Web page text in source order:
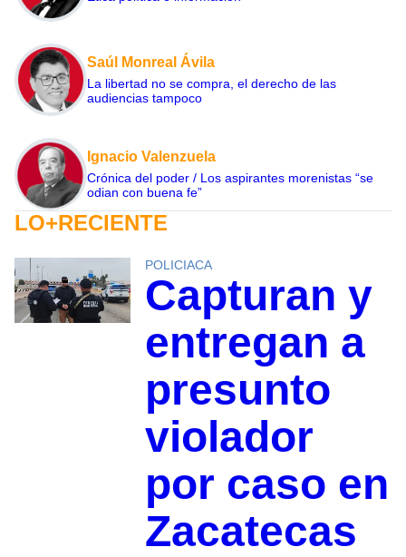
Saúl Monreal Ávila
La libertad no se compra, el derecho de las
audiencias tampoco
Ignacio Valenzuela
Crónica del poder / Los aspirantes morenistas “se
odian con buena fe”
LO+RECIENTE
POLICIACA
Capturan y
entregan a
presunto
violador
por caso en
Zacatecas